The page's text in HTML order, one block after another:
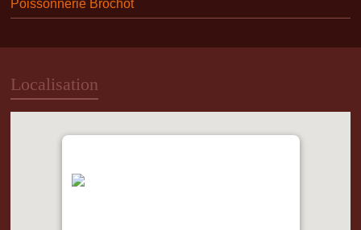
Poissonnerie Brochot
Localisation
"var d=document,